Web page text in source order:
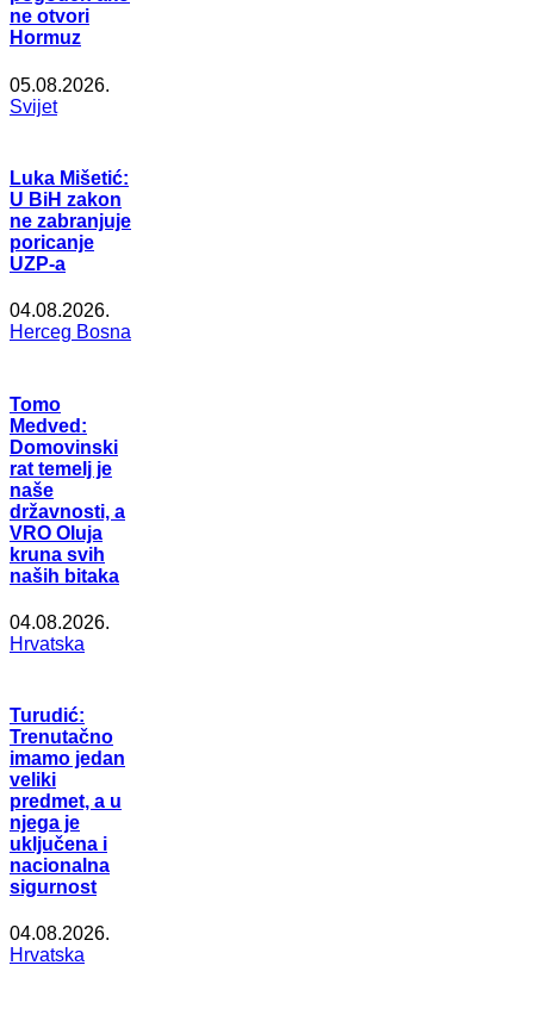
ne otvori
Hormuz
05.08.2026.
Svijet
Luka Mišetić:
U BiH zakon
ne zabranjuje
poricanje
UZP-a
04.08.2026.
Herceg Bosna
Tomo
Medved:
Domovinski
rat temelj je
naše
državnosti, a
VRO Oluja
kruna svih
naših bitaka
04.08.2026.
Hrvatska
Turudić:
Trenutačno
imamo jedan
veliki
predmet, a u
njega je
uključena i
nacionalna
sigurnost
04.08.2026.
Hrvatska